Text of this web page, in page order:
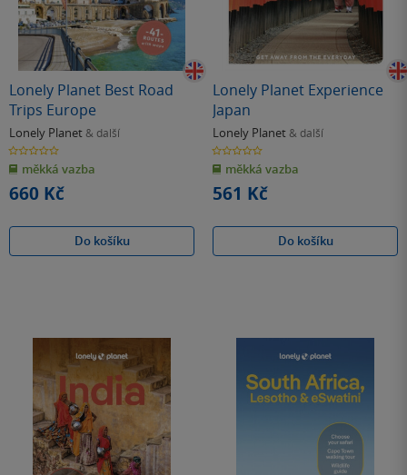
Lonely Planet Best Road
Trips Europe
Lonely Planet & další
0.0
z
5
hvězdiček
měkká vazba
660 Kč
Do košíku
Lonely Planet Experience
Japan
Lonely Planet & další
0.0
z
5
hvězdiček
měkká vazba
561 Kč
Do košíku